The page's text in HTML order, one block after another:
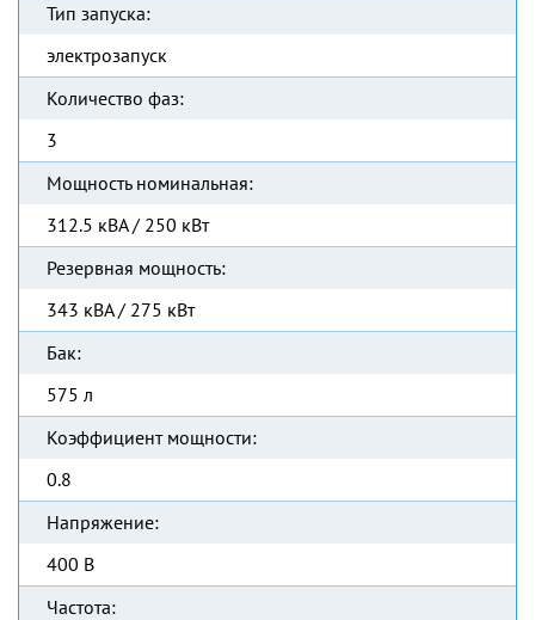
Тип запуска:
электрозапуск
Количество фаз:
3
Мощность номинальная:
312.5 кВА / 250 кВт
Резервная мощность:
343 кВА / 275 кВт
Бак:
575 л
Коэффициент мощности:
0.8
Напряжение:
400 В
Частота: